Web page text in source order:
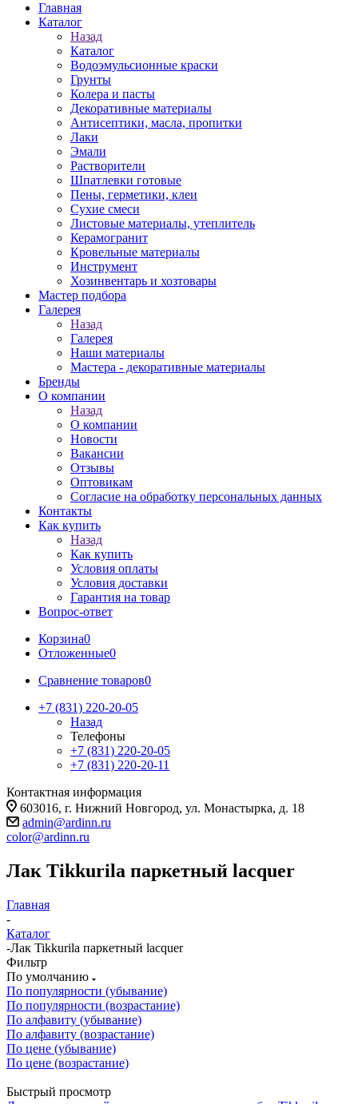
Главная
Каталог
Назад
Каталог
Водоэмульсионные краски
Грунты
Колера и пасты
Декоративные материалы
Антисептики, масла, пропитки
Лаки
Эмали
Растворители
Шпатлевки готовые
Пены, герметики, клеи
Сухие смеси
Листовые материалы, утеплитель
Керамогранит
Кровельные материалы
Инструмент
Хозинвентарь и хозтовары
Мастер подбора
Галерея
Назад
Галерея
Наши материалы
Мастера - декоративные материалы
Бренды
О компании
Назад
О компании
Новости
Вакансии
Отзывы
Оптовикам
Cогласие на обработку персональных данных
Контакты
Как купить
Назад
Как купить
Условия оплаты
Условия доставки
Гарантия на товар
Вопрос-ответ
Корзина0
Отложенные0
Сравнение товаров0
+7 (831) 220-20-05
Назад
Телефоны
+7 (831) 220-20-05
+7 (831) 220-20-11
Контактная информация
603016, г. Нижний Новгород, ул. Монастырка, д. 18
admin@ardinn.ru
color@ardinn.ru
Лак Tikkurila паркетный lacquer
Главная
-
Каталог
-Лак Tikkurila паркетный lacquer
Фильтр
По умолчанию
По популярности (убывание)
По популярности (возрастание)
По алфавиту (убывание)
По алфавиту (возрастание)
По цене (убывание)
По цене (возрастание)
Быстрый просмотр